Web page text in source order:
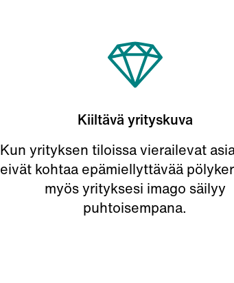
Kiiltävä yrityskuva
Kun yrityksen tiloissa vierailevat
eivät kohtaa epämiellyttävää
myös yrityksesi imago säilyy
puhtoisempana.